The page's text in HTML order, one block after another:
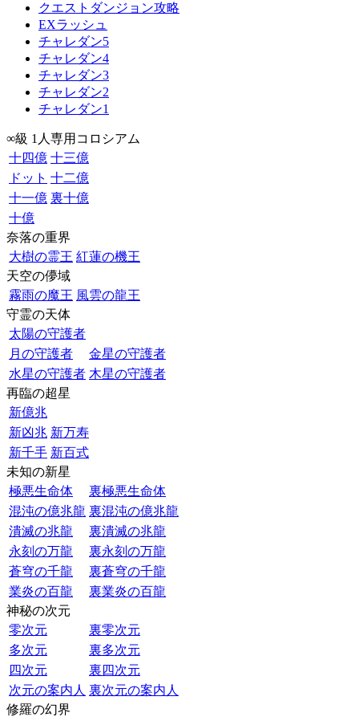
クエストダンジョン攻略
EXラッシュ
チャレダン5
チャレダン4
チャレダン3
チャレダン2
チャレダン1
∞級 1人専用コロシアム
十四億 十三億
ドット 十二億
十一億 裏十億
十億
奈落の重界
大樹の霊王 紅蓮の機王
天空の儚域
霧雨の魔王 風雲の龍王
守霊の天体
太陽の守護者
月の守護者
金星の守護者
水星の守護者 木星の守護者
再臨の超星
新億兆
新凶兆 新万寿
新千手 新百式
未知の新星
極悪生命体
裏極悪生命体
混沌の億兆龍 裏混沌の億兆龍
潰滅の兆龍
裏潰滅の兆龍
永刻の万龍
裏永刻の万龍
蒼穹の千龍
裏蒼穹の千龍
業炎の百龍
裏業炎の百龍
神秘の次元
零次元
裏零次元
多次元
裏多次元
四次元
裏四次元
次元の案内人 裏次元の案内人
修羅の幻界